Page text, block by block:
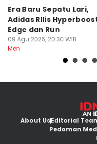
Era Baru Sepatu Lari,
Adidas RIlis
Edge dan Run
09 Agu 2026, 20:30 WIB
Men
About UsEditorial
Pedoman